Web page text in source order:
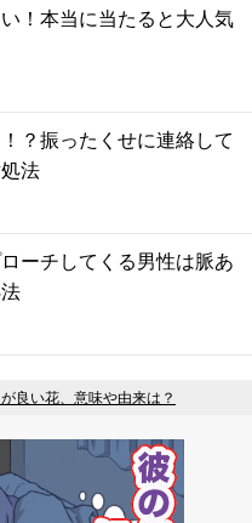
！本当に当たると大人気
？振ったくせに連絡して
法
ーチしてくる男性は脈あ
良い花、意味や由来は？